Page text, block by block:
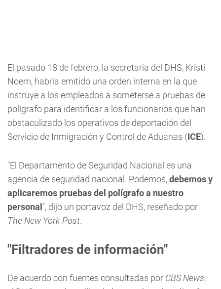
El pasado 18 de febrero, la secretaria del DHS, Kristi
Noem, habría emitido una orden interna en la que
instruye a los empleados a someterse a pruebas de
polígrafo para identificar a los funcionarios que han
obstaculizado los operativos de deportación del
Servicio de Inmigración y Control de Aduanas (ICE).
"El Departamento de Seguridad Nacional es una
agencia de seguridad nacional. Podemos,debemos y
aplicaremos pruebas del polígrafo a nuestro
personal ", dijo un portavoz del DHS, reseñado por
The New York Post.
"Filtradores de información"
De acuerdo con fuentes consultadas por CBS News,